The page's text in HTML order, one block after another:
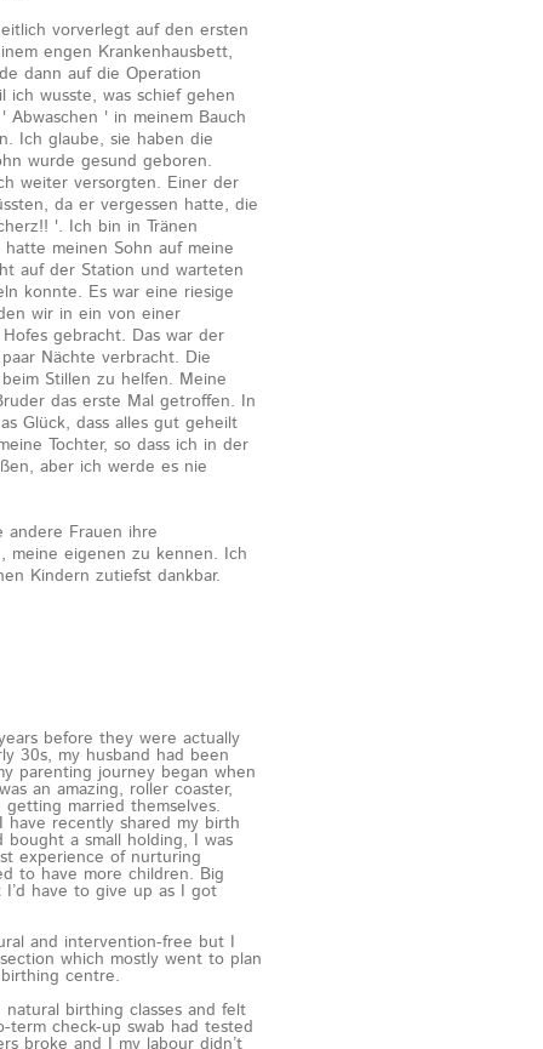
vorverlegt auf den ersten
engen Krankenhausbett,
dann auf die Operation
wusste, was schief gehen
' in meinem Bauch
Ich glaube, sie haben die
wurde gesund geboren.
weiter versorgten. Einer der
da er vergessen hatte, die
'. Ich bin in Tränen
meinen Sohn auf meine
auf der Station und warteten
konnte. Es war eine riesige
wir in ein von einer
gebracht. Das war der
Nächte verbracht. Die
Stillen zu helfen. Meine
das erste Mal getroffen. In
Glück, dass alles gut geheilt
Tochter, so dass ich in der
aber ich werde es nie
Frauen ihre
meine eigenen zu kennen. Ich
Kindern zutiefst dankbar.
before they were actually
30s, my husband had been
parenting journey began when
an amazing, roller coaster,
married themselves.
have recently shared my birth
a small holding, I was
experience of nurturing
to have more children. Big
have to give up as I got
and intervention-free but I
which mostly went to plan
centre.
birthing classes and felt
check-up swab had tested
broke and I my labour didn’t